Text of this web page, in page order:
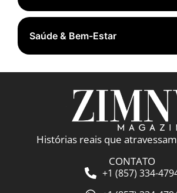
Saúde & Bem-Estar
Histórias reais que
CONTATO
+1 (857) 334-